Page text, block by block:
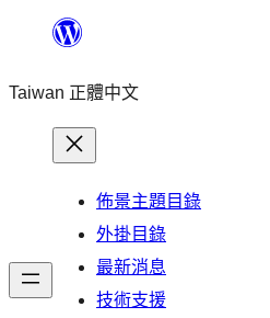
主
Taiwan 正體中文
佈景主題目錄
外掛目錄
最新消息
技術支援